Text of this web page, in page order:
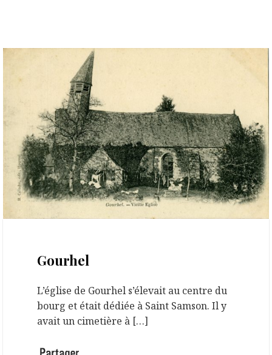
Gourhel
L’église de Gourhel s’élevait au centre du
bourg et était dédiée à Saint Samson. Il y
avait un cimetière à […]